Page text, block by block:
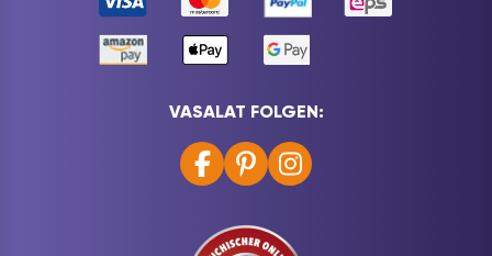
VASALAT FOLGEN: